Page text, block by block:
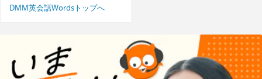
DMM英会話Wordsトップへ